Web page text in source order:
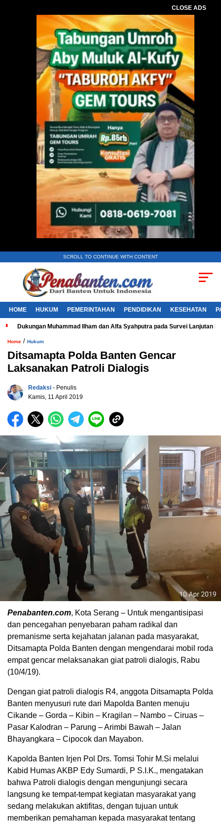
CLOSE ADS
SCROLL TO CONTINUE WITH CONTENT
HOME HUKUM PEMERINTAHAN PENDIDIKAN KESEHATAN
Dukungan Muhammad Ilham dan Alfa Syahputra pada Survei Lanjutan
Home / Hukum
Ditsamapta Polda Banten Gencar
Laksanakan Patroli Dialogis
Redaksi - Penulis
Kamis, 11 April 2019
Penabanten.com, Kota Serang – Untuk mengantisipasi
dan pencegahan penyebaran paham radikal dan
premanisme serta kejahatan jalanan pada masyarakat,
Ditsamapta Polda Banten dengan mengendarai mobil roda
empat gencar melaksanakan giat patroli dialogis, Rabu
(10/4/19).
Dengan giat patroli dialogis R4, anggota Ditsamapta Polda
Banten menyusuri rute dari Mapolda Banten menuju
Cikande – Gorda – Kibin – Kragilan – Nambo – Ciruas –
Pasar Kalodran – Parung – Arimbi Bawah – Jalan
Bhayangkara – Cipocok dan Mayabon.
Kapolda Banten Irjen Pol Drs. Tomsi Tohir M.Si melalui
Kabid Humas AKBP Edy Sumardi, P S.I.K., mengatakan
bahwa Patroli dialogis dengan mengunjungi secara
langsung ke tempat-tempat kegiatan masyarakat yang
sedang melakukan aktifitas, dengan tujuan untuk
memberikan pemahaman kepada masyarakat tentang